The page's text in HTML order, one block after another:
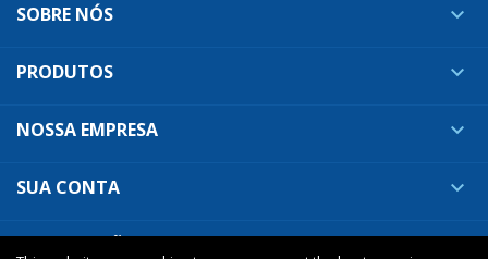
SOBRE NÓS 
PRODUTOS 
NOSSA EMPRESA 
SUA CONTA 
INFORMAÇÕES DA LOJA